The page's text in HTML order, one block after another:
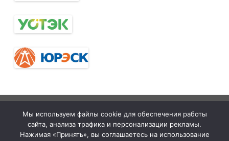
межрегиональная
организация
GalussoThemes.com
Работает на
Мы используем файлы cookie для обеспечения работы
сайта, анализа трафика и персонализации рекламы.
Нажимая «Принять», вы соглашаетесь на использование